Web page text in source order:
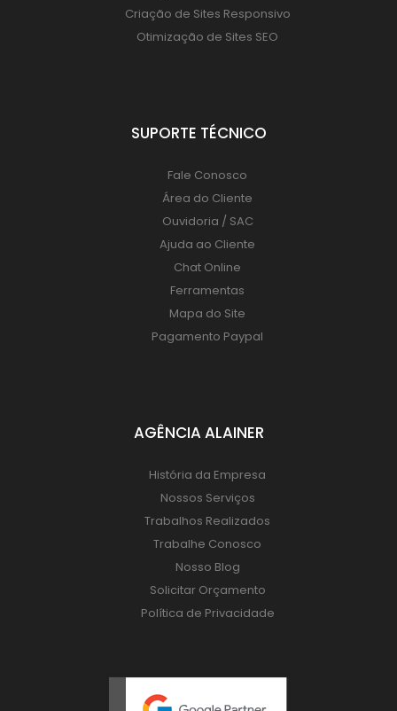
Criação de Sites Responsivo
Otimização de Sites SEO
SUPORTE TÉCNICO
Fale Conosco
Área do Cliente
Ouvidoria / SAC
Ajuda ao Cliente
Chat Online
Ferramentas
Mapa do Site
Pagamento Paypal
AGÊNCIA ALAINER
História da Empresa
Nossos Serviços
Trabalhos Realizados
Trabalhe Conosco
Nosso Blog
Solicitar Orçamento
Política de Privacidade